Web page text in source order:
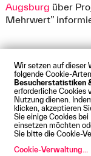
Wir setzen auf dieser
folgende Cookie-
Besucherstatistiken
erforderliche Cookies
Nutzung dienen.
klicken, akzeptieren
Sie einige Cookies
einsetzen möchten
Sie bitte die Cookie-
Cookie-Verwaltung
Augsburg über
Mehrwert”
Impressum
Kontakt Presse
© Technische